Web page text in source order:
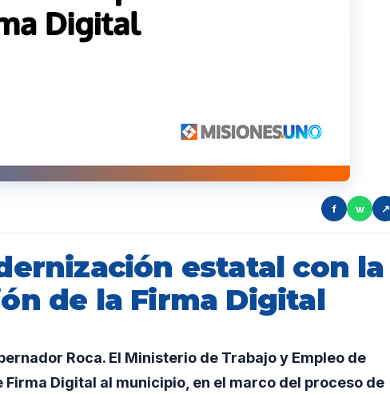
f w ↗
estatal con la
de la Firma Digital
Roca. El Ministerio de Trabajo y Empleo de
Digital al municipio, en el marco del proceso de